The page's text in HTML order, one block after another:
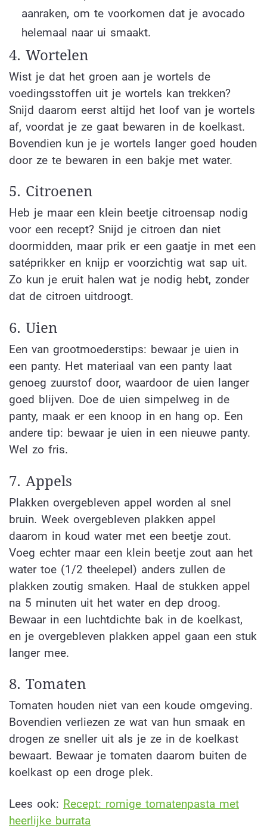
aanraken, om te voorkomen dat je avocado
helemaal naar ui smaakt.
4. Wortelen
Wist je dat het groen aan je wortels de
voedingsstoffen uit je wortels kan trekken?
Snijd daarom eerst altijd het loof van je wortels
af, voordat je ze gaat bewaren in de koelkast.
Bovendien kun je je wortels langer goed houden
door ze te bewaren in een bakje met water.
5. Citroenen
Heb je maar een klein beetje citroensap nodig
voor een recept? Snijd je citroen dan niet
doormidden, maar prik er een gaatje in met een
satéprikker en knijp er voorzichtig wat sap uit.
Zo kun je eruit halen wat je nodig hebt, zonder
dat de citroen uitdroogt.
6. Uien
Een van grootmoederstips: bewaar je uien in
een panty. Het materiaal van een panty laat
genoeg zuurstof door, waardoor de uien langer
goed blijven. Doe de uien simpelweg in de
panty, maak er een knoop in en hang op. Een
andere tip: bewaar je uien in een nieuwe panty.
Wel zo fris.
7. Appels
Plakken overgebleven appel worden al snel
bruin. Week overgebleven plakken appel
daarom in koud water met een beetje zout.
Voeg echter maar een klein beetje zout aan het
water toe (1/2 theelepel) anders zullen de
plakken zoutig smaken. Haal de stukken appel
na 5 minuten uit het water en dep droog.
Bewaar in een luchtdichte bak in de koelkast,
en je overgebleven plakken appel gaan een stuk
langer mee.
8. Tomaten
Tomaten houden niet van een koude omgeving.
Bovendien verliezen ze wat van hun smaak en
drogen ze sneller uit als je ze in de koelkast
bewaart. Bewaar je tomaten daarom buiten de
koelkast op een droge plek.
Lees ook: Recept: romige tomatenpasta met
heerlijke burrata